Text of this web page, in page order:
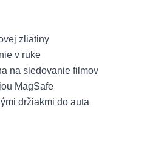
zliatiny
v ruke
na sledovanie filmov
MagSafe
držiakmi do auta